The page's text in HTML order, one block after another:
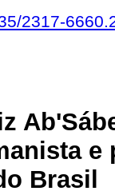
2317-
e
Brasil